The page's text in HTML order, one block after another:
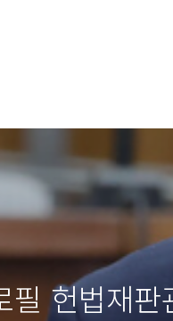
필 헌법재